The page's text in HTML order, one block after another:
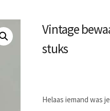
Vintage
stuks
Helaas iemand was